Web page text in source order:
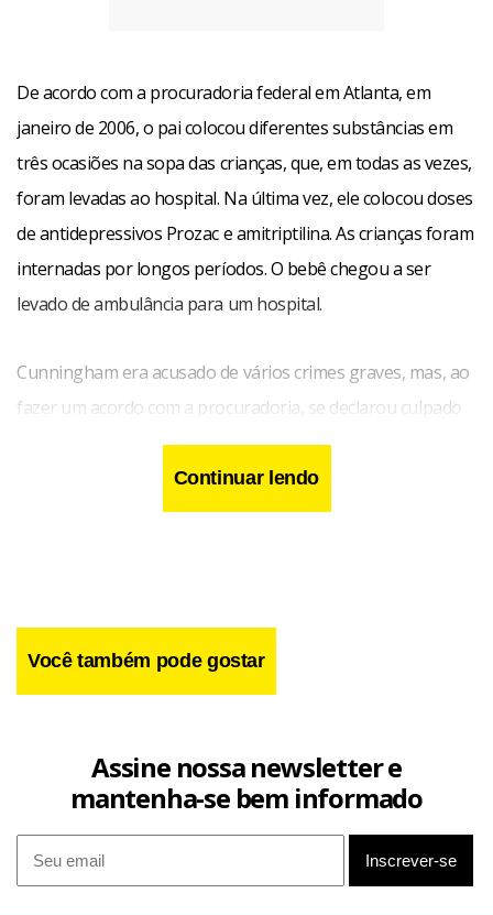
De acordo com a procuradoria federal em Atlanta, em
janeiro de 2006, o pai colocou diferentes substâncias em
três ocasiões na sopa das crianças, que, em todas as vezes,
foram levadas ao hospital. Na última vez, ele colocou doses
de antidepressivos Prozac e amitriptilina. As crianças foram
internadas por longos períodos. O bebê chegou a ser
levado de ambulância para um hospital.
Cunningham era acusado de vários crimes graves, mas, ao
fazer um acordo com a procuradoria, se declarou culpado
apelas de ter apresentado queixas falsas. Ele pode ser
condenado a cinco anos de prisão, quando for sentenciado
Continuar lendo
Você também pode gostar
Assine nossa newsletter e
mantenha-se bem informado